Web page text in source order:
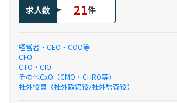
求人数 21件
経営者・CEO・COO等
CFO
CTO・CIO
その他CxO（CMO・CHRO等）
社外役員（社外取締役/社外監査役）